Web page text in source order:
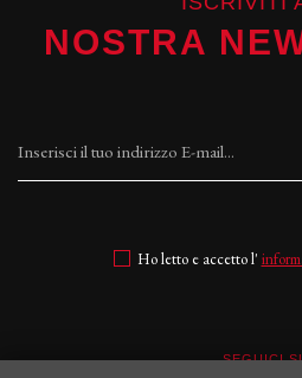
NOSTRA
Ho letto e accetto l'
SEGUICI